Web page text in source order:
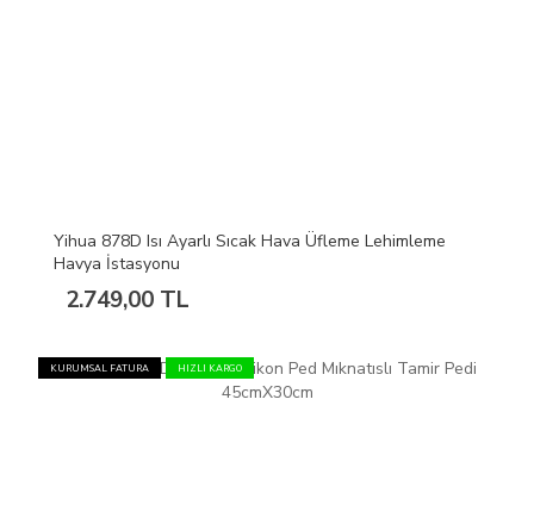
Yihua 878D Isı Ayarlı Sıcak Hava Üfleme Lehimleme
Havya İstasyonu
2.749,00 TL
KURUMSAL FATURA HIZLI KARGO